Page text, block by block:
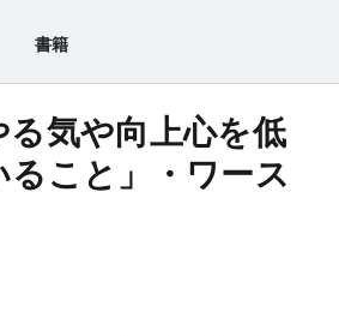
書籍
る気や向上心を低
こと」・ワース